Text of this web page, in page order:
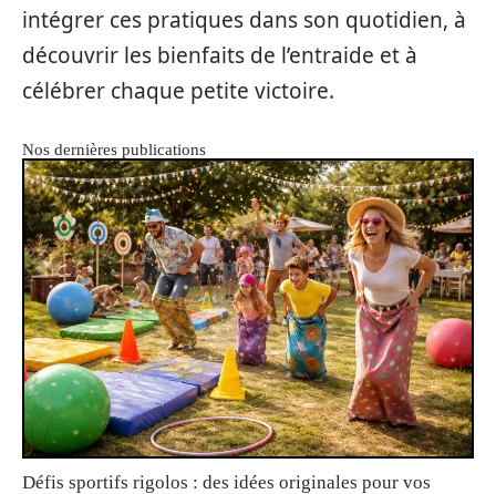
intégrer ces pratiques dans son quotidien, à
découvrir les bienfaits de l’entraide et à
célébrer chaque petite victoire.
Nos dernières publications
Défis sportifs rigolos : des idées originales pour vos